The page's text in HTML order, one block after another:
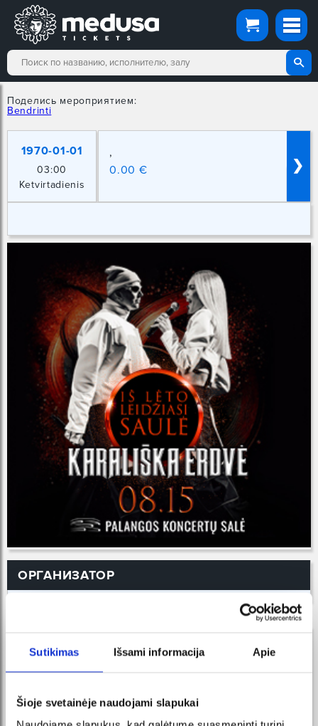
Sutikimas Išsami informacija Apie
Šioje svetainėje naudojami slapukai
Поделись мероприятием:
Bendrinti
1970-01-01
03:00
Ketvirtadienis
,
0.00 €
❯
ОРГАНИЗАТОР
новости в FB messenger
регистрируйтесь и Вы всегда первыми узнаете о
Получайте сообщения в
Messenger и приобретайте
ПОДПИСАТЬСЯ